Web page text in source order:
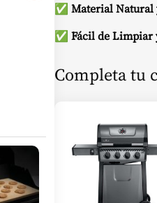
✅ Material Natural
✅ Fácil de Limpiar
Completa tu